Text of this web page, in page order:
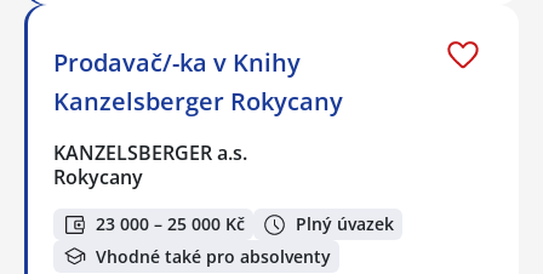
Prodavač/-ka v Knihy
Kanzelsberger Rokycany
KANZELSBERGER a.s.
Rokycany
23 000 – 25 000 Kč
Plný úvazek
Vhodné také pro absolventy